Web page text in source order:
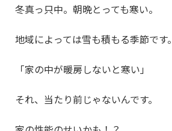
冬真っ只中。朝晩とっても寒い。
地域によっては雪も積もる季節です。
「家の中が暖房しないと寒い」
それ、当たり前じゃないんです。